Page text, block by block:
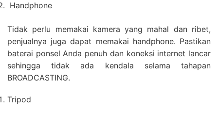
Handphone
Tidak perlu memakai kamera yang mahal dan ribet,
penjualnya juga dapat memakai handphone. Pastikan
baterai ponsel Anda penuh dan koneksi internet lancar
sehingga tidak ada kendala selama tahapan
BROADCASTING.
Tripod